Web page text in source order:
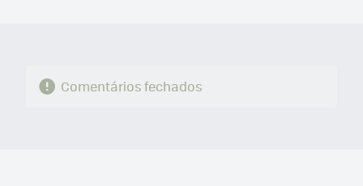
Comentários fechados